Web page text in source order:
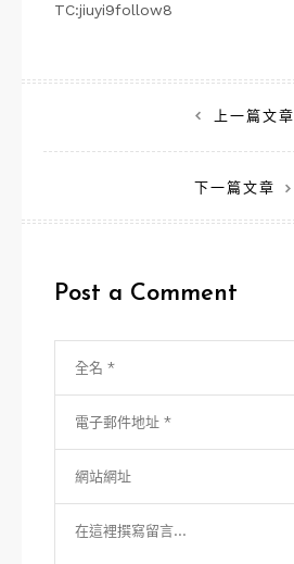
TC:jiuyi9follow8
章
上一篇文章
下一篇文章
Post a Comment